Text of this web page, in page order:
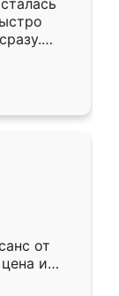
к
даже
от
и